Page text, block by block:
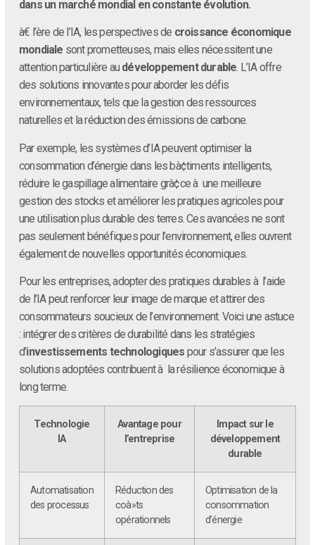
dans un marché mondial en constante évolution.
à€ l’ère de l’IA, les perspectives de croissance économique
mondiale sont prometteuses, mais elles nécessitent une
attention particulière au développement durable. L’IA offre
des solutions innovantes pour aborder les défis
environnementaux, tels que la gestion des ressources
naturelles et la réduction des émissions de carbone.
Par exemple, les systèmes d’IA peuvent optimiser la
consommation d’énergie dans les bà¢timents intelligents,
réduire le gaspillage alimentaire grà¢ce à une meilleure
gestion des stocks et améliorer les pratiques agricoles pour
une utilisation plus durable des terres. Ces avancées ne sont
pas seulement bénéfiques pour l’environnement, elles ouvrent
également de nouvelles opportunités économiques.
Pour les entreprises, adopter des pratiques durables à l’aide
de l’IA peut renforcer leur image de marque et attirer des
consommateurs soucieux de l’environnement. Voici une astuce
: intégrer des critères de durabilité dans les stratégies
d’investissements technologiques pour s’assurer que les
solutions adoptées contribuent à la résilience économique à
long terme.
Technologie
IA
Avantage pour
l’entreprise
Impact sur le
développement
durable
Automatisation
des processus
Réduction des
coà»ts
opérationnels
Optimisation de la
consommation
d’énergie